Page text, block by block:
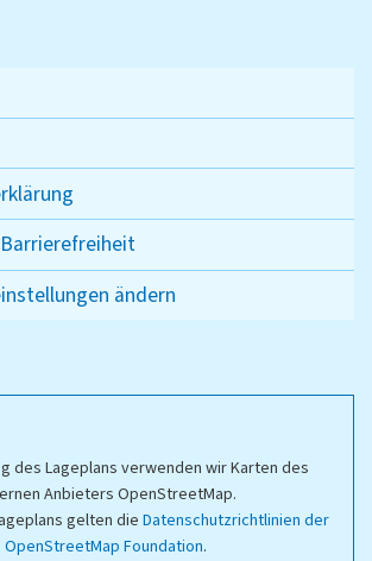
ändern
des Lageplans verwenden wir Karten des
Anbieters OpenStreetMap.
gelten die Datenschutzrichtlinien der
OpenStreetMap Foundation.